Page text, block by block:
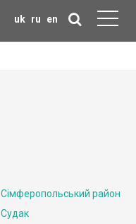
uk ru en
Сімферопольський район
Судак